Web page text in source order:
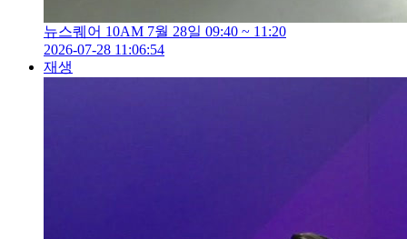
뉴스퀘어 10AM 7월 28일 09:40 ~ 11:20
2026-07-28 11:06:54
재생